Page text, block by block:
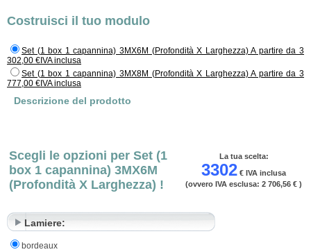
direttamente al suolo. Il kit è composto da un set di tavole scanate di 40mm che
dando all'insieme un'elevata resistenza meccanica.Il tetto è realizzato in
lamiera grecata. Potete personalizzare il vostro box acquistando le parti
aggiuntive nella sezione: "pezzi da costruzione al dettaglio".
Costruisci il tuo modulo
Set (1 box 1 capannina) 3MX6M (Profondità X Larghezza) A partire da 3
302,00 €IVA inclusa
Set (1 box 1 capannina) 3MX8M (Profondità X Larghezza) A partire da 3
777,00 €IVA inclusa
Descrizione del prodotto
Scegli le opzioni per Set (1
box 1 capannina) 3MX6M
(Profondità X Larghezza) !
La tua scelta:
3302 € IVA inclusa
(ovvero IVA esclusa: 2 706,56 € )
Lamiere:
bordeaux